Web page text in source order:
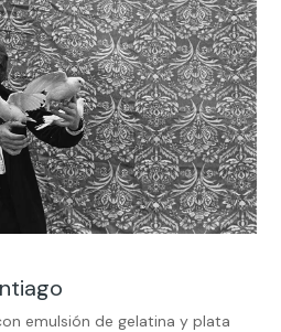
emulsión de gelatina y plata